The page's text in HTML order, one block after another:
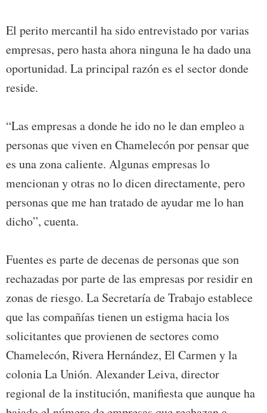
El perito mercantil ha sido entrevistado por varias
empresas, pero hasta ahora ninguna le ha dado una
oportunidad. La principal razón es el sector donde
reside.
“Las empresas a donde he ido no le dan empleo a
personas que viven en Chamelecón por pensar que
es una zona caliente. Algunas empresas lo
mencionan y otras no lo dicen directamente, pero
personas que me han tratado de ayudar me lo han
dicho”, cuenta.
Fuentes es parte de decenas de personas que son
rechazadas por parte de las empresas por residir en
zonas de riesgo. La Secretaría de Trabajo establece
que las compañías tienen un estigma hacia los
solicitantes que provienen de sectores como
Chamelecón, Rivera Hernández, El Carmen y la
colonia La Unión. Alexander Leiva, director
regional de la institución, manifiesta que aunque ha